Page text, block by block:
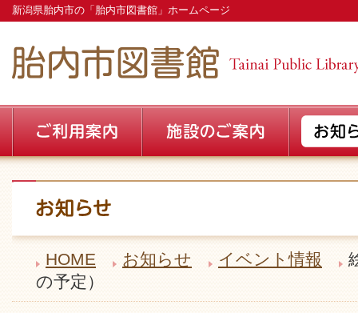
新潟県胎内市の「胎内市図書館」ホームページ
HOME お知らせ イベント情報
の予定）